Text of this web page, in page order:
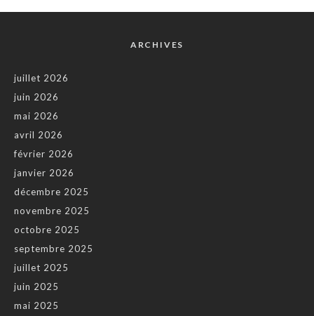
ARCHIVES
juillet 2026
juin 2026
mai 2026
avril 2026
février 2026
janvier 2026
décembre 2025
novembre 2025
octobre 2025
septembre 2025
juillet 2025
juin 2025
mai 2025